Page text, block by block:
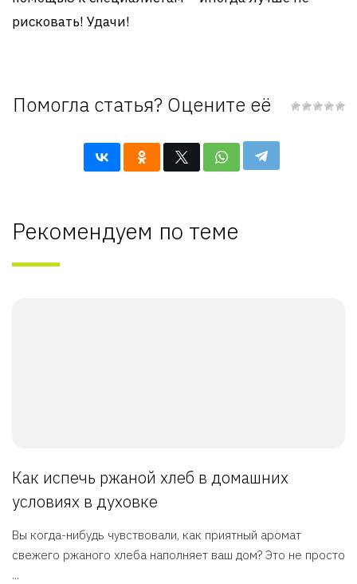
рисковать! Удачи!
Помогла статья? Оцените её
Рекомендуем по теме
Как испечь ржаной хлеб в домашних
условиях в духовке
Вы когда-нибудь чувствовали, как приятный аромат
свежего ржаного хлеба наполняет ваш дом? Это не просто
...